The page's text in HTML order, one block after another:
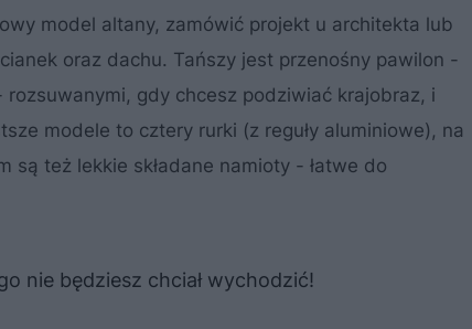
model altany, zamówić projekt u architekta lub
oraz dachu. Tańszy jest przenośny pawilon -
gdy chcesz podziwiać krajobraz, i
modele to cztery rurki (z reguły aluminiowe), na
są też lekkie składane namioty - łatwe do
nie będziesz chciał wychodzić!